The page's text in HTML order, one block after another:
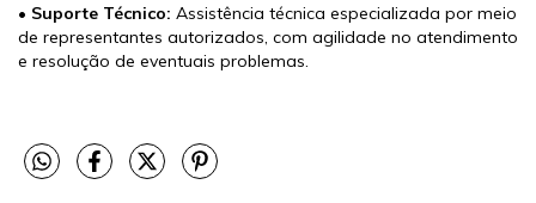
• Suporte Técnico: Assistência técnica especializada por meio
de representantes autorizados, com agilidade no atendimento
e resolução de eventuais problemas.